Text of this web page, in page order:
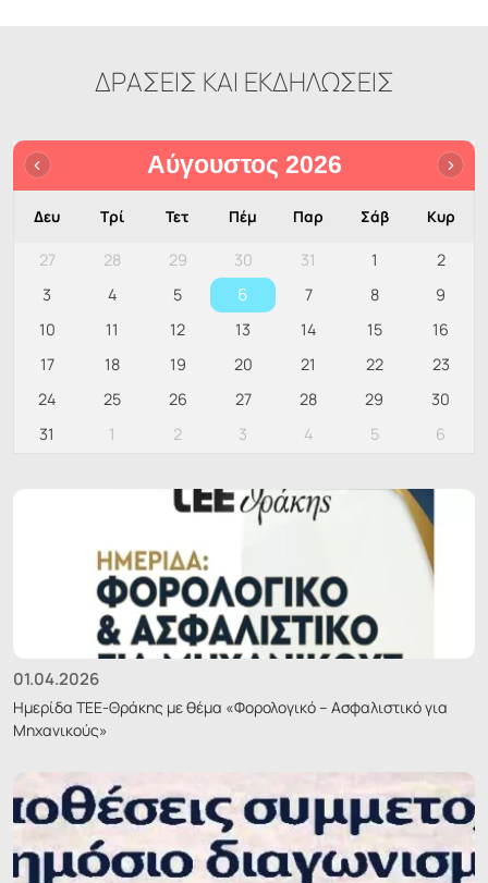
ΔΡΑΣΕΙΣ ΚΑΙ ΕΚΔΗΛΩΣΕΙΣ
01.04.2026
Ημερίδα ΤΕΕ-Θράκης με θέμα «Φορολογικό – Ασφαλιστικό για
Μηχανικούς»
Αύγουστος 2026
Δευ Τρί Τετ Πέμ Παρ Σάβ Κυρ
27 28 29 30 31 1
2
3
4 5 6 7 8
9
10
11 12 13 14 15
16
17
18 19 20 21 22
23
24
25 26 27 28 29
30
31
1 2 3 4 5 6